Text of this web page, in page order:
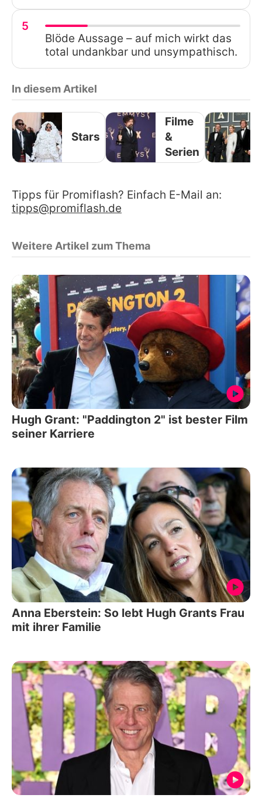
5
Blöde Aussage – auf mich wirkt das
total undankbar und unsympathisch.
In diesem Artikel
Stars
Filme
&
Serien
Tipps für Promiflash? Einfach E-Mail an:
tipps@promiflash.de
Weitere Artikel zum Thema
Hugh Grant: "Paddington 2" ist bester Film
seiner Karriere
Anna Eberstein: So lebt Hugh Grants Frau
mit ihrer Familie